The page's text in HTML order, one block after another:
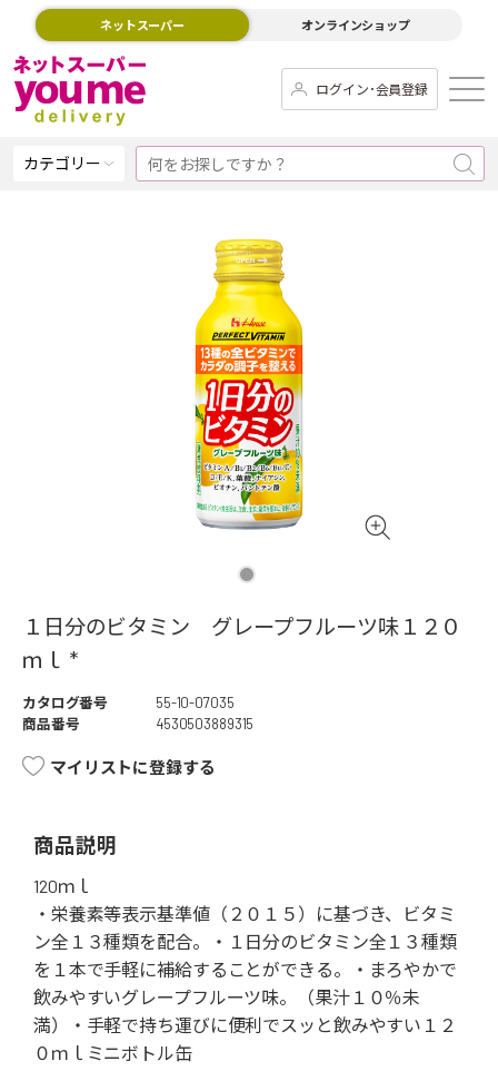
ネットスーパー オンラインショップ
ログイン･会員登録
カテゴリー
１日分のビタミン グレープフルーツ味１２０
ｍｌ *
カタログ番号
55-10-07035
商品番号
4530503889315
マイリストに登録する
商品説明
120ｍｌ
・栄養素等表示基準値（２０１５）に基づき、ビタミ
ン全１３種類を配合。・１日分のビタミン全１３種類
を１本で手軽に補給することができる。・まろやかで
飲みやすいグレープフルーツ味。（果汁１０％未
満）・手軽で持ち運びに便利でスッと飲みやすい１２
０ｍｌミニボトル缶